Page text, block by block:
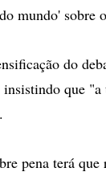
mundo' sobre
do
que
pena terá